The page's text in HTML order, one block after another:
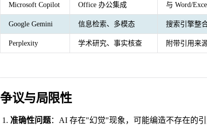
Microsoft Copilot Office 办公集成 与 Word/
Google Gemini 信息检索、多模态 搜索引擎整
Perplexity 学术研究、事实核查 附带引用来
争议与局限性
准确性问题：AI 存在"幻觉"现象，可能编造不存在的